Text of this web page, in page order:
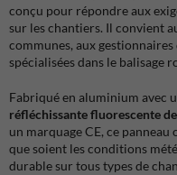
conçu pour répondre aux
sur les chantiers. Il convient
communes, aux
spécialisées dans le balisage
Fabriqué en aluminium avec
réfléchissante fluorescente
un marquage CE, ce
que soient les conditions
durable sur tous types de